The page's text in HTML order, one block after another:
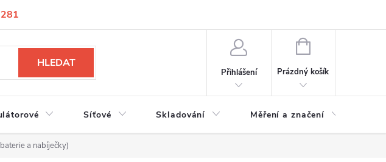
HLEDAT
Přihlášení
NÁKUPNÍ
Prázdný košík
Síťové Skladování Měření a značení
a nabíječky)